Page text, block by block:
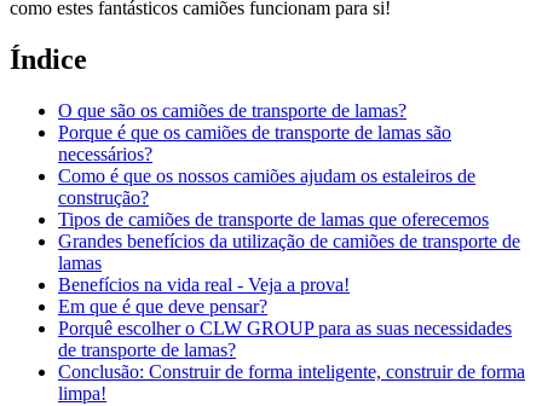
como estes fantásticos camiões funcionam para si!
Índice
O que são os camiões de transporte de lamas?
Porque é que os camiões de transporte de lamas são
necessários?
Como é que os nossos camiões ajudam os estaleiros de
construção?
Tipos de camiões de transporte de lamas que oferecemos
Grandes benefícios da utilização de camiões de transporte de
lamas
Benefícios na vida real - Veja a prova!
Em que é que deve pensar?
Porquê escolher o CLW GROUP para as suas necessidades
de transporte de lamas?
Conclusão: Construir de forma inteligente, construir de forma
limpa!